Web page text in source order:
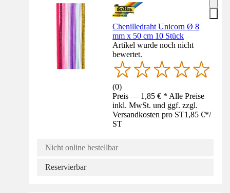
Chenilledraht Unicorn Ø 8
mm x 50 cm 10 Stück
Artikel wurde noch nicht
bewertet.
(0)
Preis — 1,85 € * Alle Preise
inkl. MwSt. und ggf. zzgl.
Versandkosten pro ST1,85 €*/
ST
Nicht online bestellbar
Reservierbar